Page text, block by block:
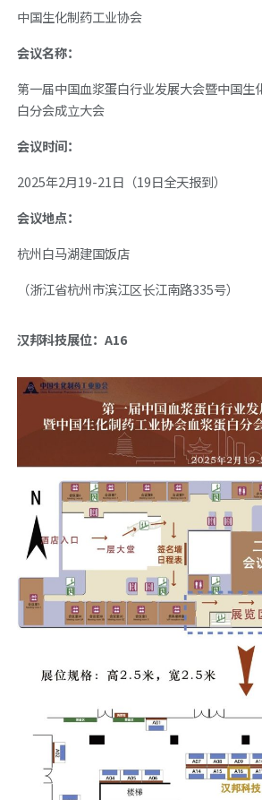
中国生化制药工业协会
会议名称：
第一届中国血浆蛋白行业发展大会暨中国生
白分会成立大会
会议时间：
2025年2月19-21日（19日全天报到）
会议地点：
杭州白马湖建国饭店
（浙江省杭州市滨江区长江南路335号）
汉邦科技展位：A16